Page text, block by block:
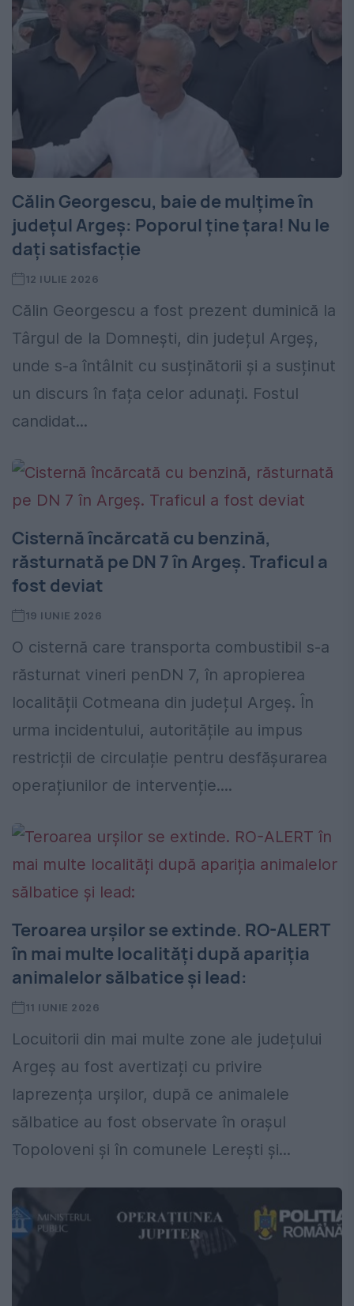
Călin Georgescu, baie de mulțime în
județul Argeș: Poporul ține țara! Nu le
dați satisfacție
12 IULIE 2026
Călin Georgescu a fost prezent duminică la
Târgul de la Domnești, din județul Argeș,
unde s-a întâlnit cu susținătorii și a susținut
un discurs în fața celor adunați. Fostul
candidat...
Cisternă încărcată cu benzină,
răsturnată pe DN 7 în Argeș. Traficul a
fost deviat
19 IUNIE 2026
O cisternă care transporta combustibil s-a
răsturnat vineri penDN 7, în apropierea
localității Cotmeana din județul Argeș. În
urma incidentului, autoritățile au impus
restricții de circulație pentru desfășurarea
operațiunilor de intervenție....
Teroarea urșilor se extinde. RO-ALERT
în mai multe localități după apariția
animalelor sălbatice și lead:
11 IUNIE 2026
Locuitorii din mai multe zone ale județului
Argeș au fost avertizați cu privire
laprezența urșilor, după ce animalele
sălbatice au fost observate în orașul
Topoloveni și în comunele Lerești și...